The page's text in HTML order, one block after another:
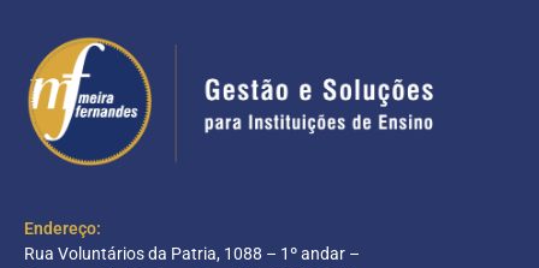
Endereço:
Rua Voluntários da Patria, 1088 – 1º andar –